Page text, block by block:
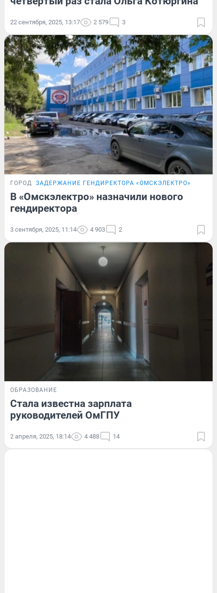
22 сентября, 2025, 13:17 2 579 3
ГОРОД ЗАДЕРЖАНИЕ ГЕНДИРЕКТОРА «ОМСКЭЛЕКТРО»
В «Омскэлектро» назначили нового
гендиректора
3 сентября, 2025, 11:14 4 903 2
ОБРАЗОВАНИЕ
Стала известна зарплата
руководителей ОмГПУ
2 апреля, 2025, 18:14 4 488 14